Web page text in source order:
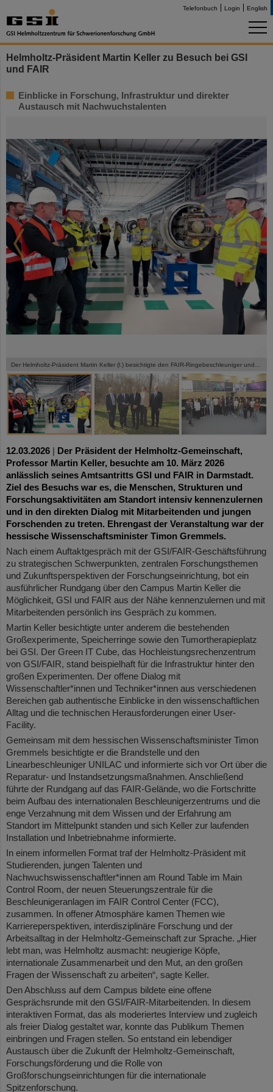
Telefonbuch Login English
Helmholtz-Präsident Martin Keller zu Besuch bei GSI
und FAIR
Einblicke in Forschung, Infrastruktur und direkter
Austausch mit Nachwuchstalenten
12.03.2026
Der Präsident der Helmholtz-Gemeinschaft,
Professor Martin Keller, besuchte am 10. März 2026
anlässlich seines Amtsantritts GSI und FAIR in Darmstadt.
Ziel des Besuchs war es, die Menschen, Strukturen und
Forschungsaktivitäten am Standort intensiv kennenzulernen
und in den direkten Dialog mit Mitarbeitenden und jungen
Forschenden zu treten. Ehrengast der Veranstaltung war der
hessische Wissenschaftsminister Timon Gremmels.
Nach einem Auftaktgespräch mit der GSI/FAIR-Geschäftsführung
zu strategischen Schwerpunkten, zentralen Forschungsthemen
und Zukunftsperspektiven der Forschungseinrichtung, bot ein
ausführlicher Rundgang über den Campus Martin Keller die
Möglichkeit, GSI und FAIR aus der Nähe kennenzulernen und mit
Mitarbeitenden persönlich ins Gespräch zu kommen.
Martin Keller besichtigte unter anderem die bestehenden
Großexperimente, Speicherringe sowie den Tumortherapieplatz
bei GSI. Der Green IT Cube, das Hochleistungsrechenzentrum
von GSI/FAIR, stand beispielhaft für die Infrastruktur hinter den
großen Experimenten. Der offene Dialog mit
Wissenschaftler*innen und Techniker*innen aus verschiedenen
Bereichen gab authentische Einblicke in den wissenschaftlichen
Alltag und die technischen Herausforderungen einer User-
Facility.
Gemeinsam mit dem hessischen Wissenschaftsminister Timon
Gremmels besichtigte er die Brandstelle und den
Linearbeschleuniger UNILAC und informierte sich vor Ort über die
Reparatur- und Instandsetzungsmaßnahmen. Anschließend
führte der Rundgang auf das FAIR-Gelände, wo die Fortschritte
beim Aufbau des internationalen Beschleunigerzentrums und die
enge Verzahnung mit dem Wissen und der Erfahrung am
Standort im Mittelpunkt standen und sich Keller zur laufenden
Installation und Inbetriebnahme informierte.
In einem informellen Format traf der Helmholtz-Präsident mit
Studierenden, jungen Talenten und
Nachwuchswissenschaftler*innen am Round Table im Main
Control Room, der neuen Steuerungszentrale für die
Beschleunigeranlagen im FAIR Control Center (FCC),
zusammen. In offener Atmosphäre kamen Themen wie
Karriereperspektiven, interdisziplinäre Forschung und der
Arbeitsalltag in der Helmholtz-Gemeinschaft zur Sprache. „Hier
lebt man, was Helmholtz ausmacht: neugierige Köpfe,
internationale Zusammenarbeit und den Mut, an den großen
Fragen der Wissenschaft zu arbeiten“, sagte Keller.
Den Abschluss auf dem Campus bildete eine offene
Gesprächsrunde mit den GSI/FAIR-Mitarbeitenden. In diesem
interaktiven Format, das als moderiertes Interview und zugleich
als freier Dialog gestaltet war, konnte das Publikum Themen
einbringen und Fragen stellen. So entstand ein lebendiger
Austausch über die Zukunft der Helmholtz-Gemeinschaft,
Forschungsförderung und die Rolle von
Großforschungseinrichtungen für die internationale
Spitzenforschung.